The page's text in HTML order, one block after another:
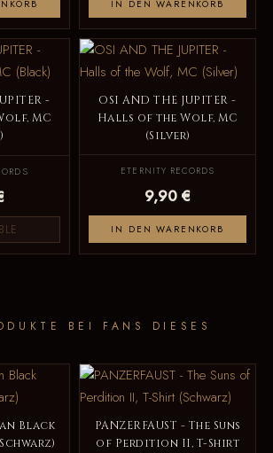
IN DEN WARENKORB
-
MC
OSI AND THE JUPITER -
Halls of the Wolf, MC
(Silver)
ETERNITY RECORDS
9,90 €
IN DEN WARENKORB
BEI FANS DIESES
Black
PANZERFAUST - The Suns
of Perdition II, T-Shirt